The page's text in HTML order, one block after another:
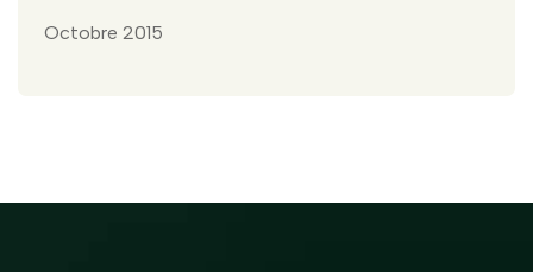
Octobre 2015